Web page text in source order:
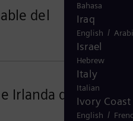
Bahasa
Iraq
English /
Israel
Hebrew
Italy
Italian
Ivory Coast
English /
del
Irlanda del